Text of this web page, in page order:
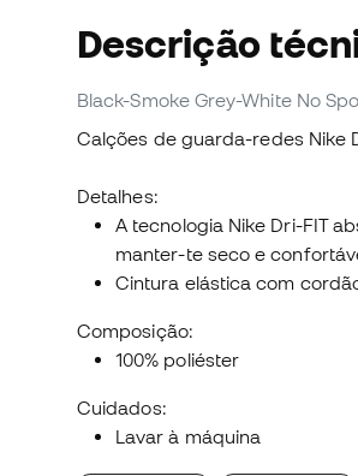
Descrição
Black-Smoke Grey-White No
Calções de guarda-redes Nike
Detalhes:
A tecnologia Nike Dri-FIT
manter-te seco e
Cintura elástica com
Composição:
100% poliéster
Cuidados:
Lavar à máquina